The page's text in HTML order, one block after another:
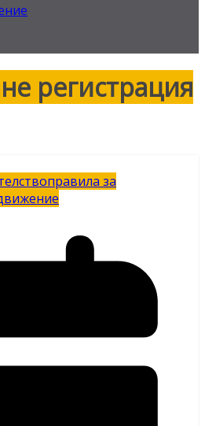
регистрация
правила за